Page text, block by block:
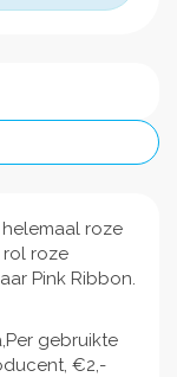
roze
roze
Pink Ribbon.
gebruikte
€2,-